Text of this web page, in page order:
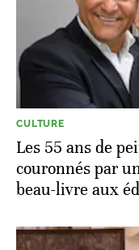
CULTURE
Les 55 ans de
couronnés par
beau-livre aux